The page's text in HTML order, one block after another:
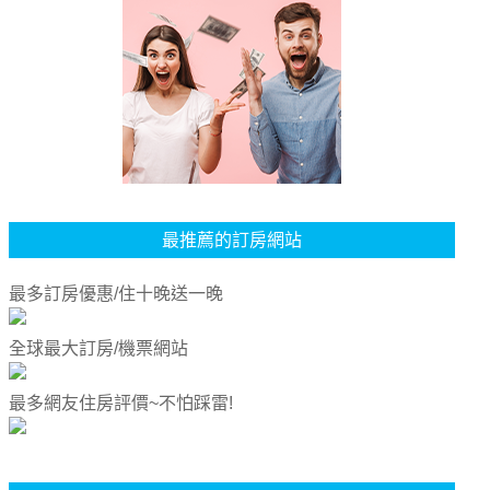
最推薦的訂房網站
最多訂房優惠/住十晚送一晚
全球最大訂房/機票網站
最多網友住房評價~不怕踩雷!